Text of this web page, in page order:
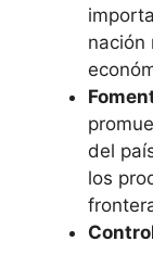
nación
del
los